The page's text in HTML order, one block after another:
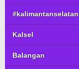
#kalimantanselatan
Kalsel
Balangan